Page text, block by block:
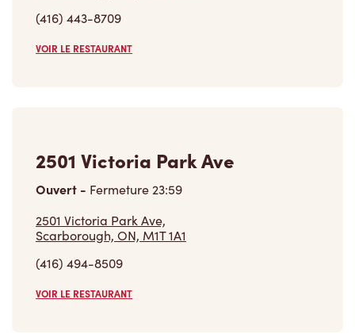
(416) 443-8709
VOIR LE RESTAURANT
2501 Victoria Park Ave
Ouvert - Fermeture23:59
2501 Victoria Park Ave,
Scarborough, ON, M1T 1A1
(416) 494-8509
VOIR LE RESTAURANT